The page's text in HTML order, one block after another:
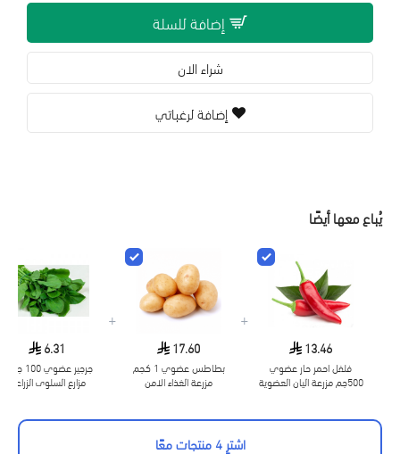
إضافة للسلة
شراء الان
إضافة لرغباتي
يُباع معها أيضًا
13.46
فلفل احمر حار عضوي
500جم مزرعة اليان العضوية
+
17.60
بطاطس عضوي 1 كجم
مزرعة الغذاء الامن
+
6.31
جرجير عضوي 100 جرام -
مزارع السلوى الزراعية
اشترِ 4 منتجات معًا